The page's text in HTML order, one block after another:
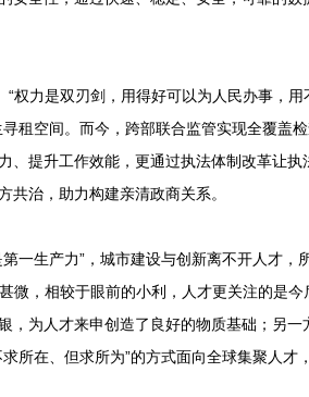
力是双刃剑，用得好可以为人民办事，用
租空间。而今，跨部联合监管实现全覆盖
提升工作效能，更通过执法体制改革让
治，助力构建亲清政商关系。
生产力”，城市建设与创新离不开人才，
微，相较于眼前的小利，人才更关注的是今
为人才来申创造了良好的物质基础；另一
所在、但求所为”的方式面向全球集聚人才